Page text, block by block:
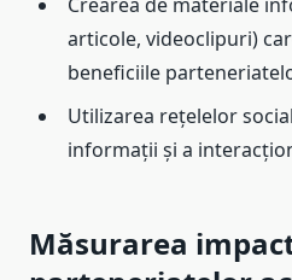
articole, videoclipuri)
beneficiile
Utilizarea rețelelor
informații și a
Măsurarea